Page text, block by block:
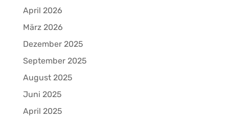
April 2026
März 2026
Dezember 2025
September 2025
August 2025
Juni 2025
April 2025